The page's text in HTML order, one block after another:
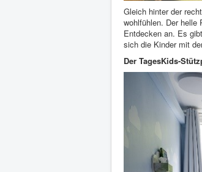
Gleich hinter der
wohlfühlen. Der helle
Entdecken an. Es
sich die Kinder mit
Der TagesKids-